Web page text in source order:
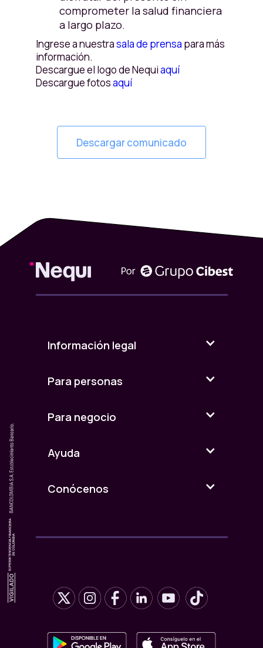
comprometer la salud financiera
a largo plazo.
Ingrese a nuestrasala de prensa para más
información.
Descargue el logo de Nequiaquí
Descargue fotosaquí
Descargar comunicado
Información legal
Para personas
Para negocio
Ayuda
Conócenos